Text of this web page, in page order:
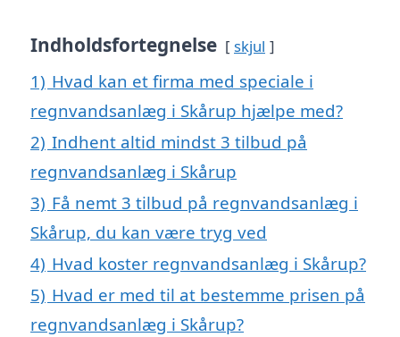
Indholdsfortegnelse skjul
1) Hvad kan et firma med speciale i
regnvandsanlæg i Skårup hjælpe med?
2) Indhent altid mindst 3 tilbud på
regnvandsanlæg i Skårup
3) Få nemt 3 tilbud på regnvandsanlæg i
Skårup, du kan være tryg ved
4) Hvad koster regnvandsanlæg i Skårup?
5) Hvad er med til at bestemme prisen på
regnvandsanlæg i Skårup?